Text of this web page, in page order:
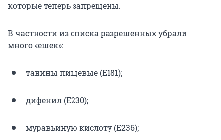
которые теперь запрещены.
В частности из списка разрешенных убрали
много «ешек»:
танины пищевые (Е181);
дифенил (Е230);
муравьиную кислоту (Е236);